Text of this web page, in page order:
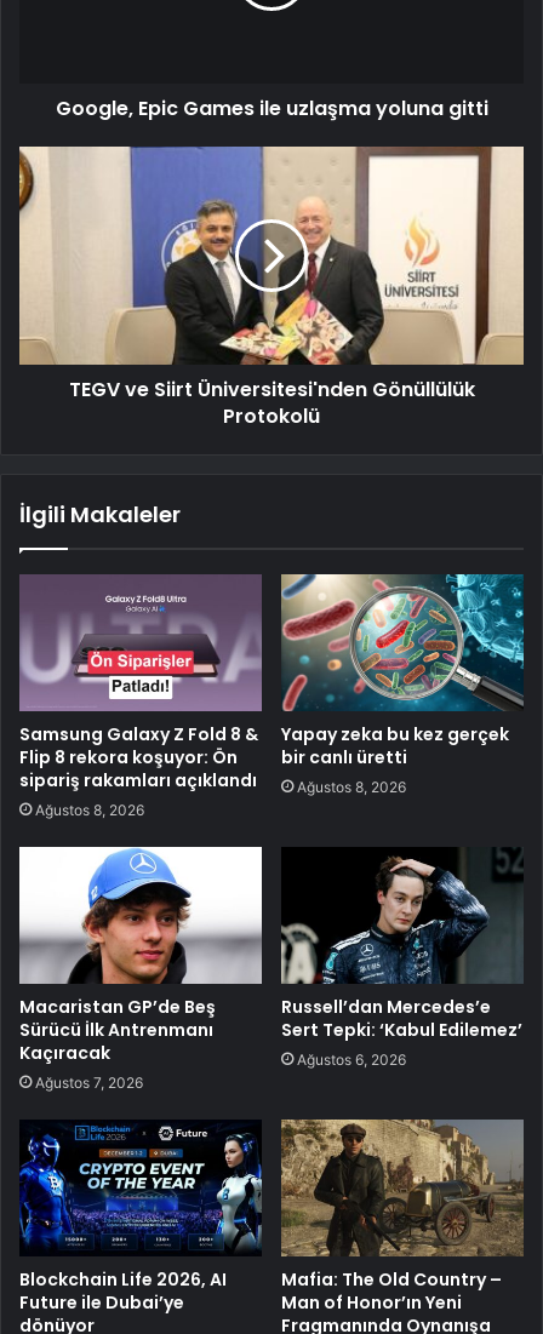
Google, Epic Games ile uzlaşma yoluna gitti
TEGV ve Siirt Üniversitesi'nden Gönüllülük
Protokolü
İlgili Makaleler
Samsung Galaxy Z Fold 8 &
Flip 8 rekora koşuyor: Ön
sipariş rakamları açıklandı
Ağustos 8, 2026
Yapay zeka bu kez gerçek
bir canlı üretti
Ağustos 8, 2026
Macaristan GP’de Beş
Sürücü İlk Antrenmanı
Kaçıracak
Ağustos 7, 2026
Russell’dan Mercedes’e
Sert Tepki: ‘Kabul Edilemez’
Ağustos 6, 2026
Blockchain Life 2026, AI
Future ile Dubai’ye
dönüyor
Mafia: The Old Country –
Man of Honor’ın Yeni
Fragmanında Oynanışa